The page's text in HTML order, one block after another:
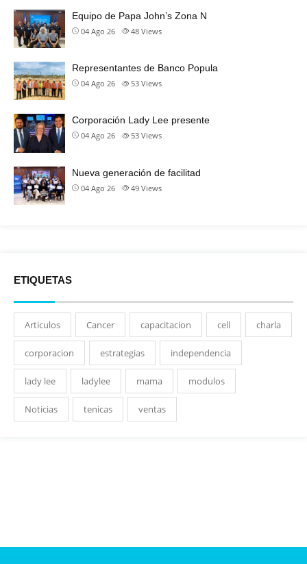
Equipo de Papa John’s Zona N
04 Ago 26 48 Views
Representantes de Banco Popula
04 Ago 26 53 Views
Corporación Lady Lee presente
04 Ago 26 53 Views
Nueva generación de facilitad
04 Ago 26 49 Views
ETIQUETAS
Articulos Cancer capacitacion cell charla
corporacion estrategias independencia
lady lee ladylee mama modulos
Noticias tenicas ventas